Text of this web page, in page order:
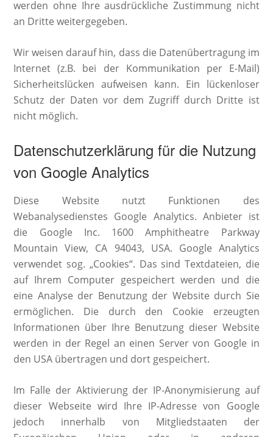
werden ohne Ihre ausdrückliche Zustimmung nicht
an Dritte weitergegeben.
Wir weisen darauf hin, dass die Datenübertragung im
Internet (z.B. bei der Kommunikation per E-Mail)
Sicherheitslücken aufweisen kann. Ein lückenloser
Schutz der Daten vor dem Zugriff durch Dritte ist
nicht möglich.
Datenschutzerklärung für die Nutzung
von Google Analytics
Diese Website nutzt Funktionen des
Webanalysedienstes Google Analytics. Anbieter ist
die Google Inc. 1600 Amphitheatre Parkway
Mountain View, CA 94043, USA. Google Analytics
verwendet sog. „Cookies“. Das sind Textdateien, die
auf Ihrem Computer gespeichert werden und die
eine Analyse der Benutzung der Website durch Sie
ermöglichen. Die durch den Cookie erzeugten
Informationen über Ihre Benutzung dieser Website
werden in der Regel an einen Server von Google in
den USA übertragen und dort gespeichert.
Im Falle der Aktivierung der IP-Anonymisierung auf
dieser Webseite wird Ihre IP-Adresse von Google
jedoch innerhalb von Mitgliedstaaten der